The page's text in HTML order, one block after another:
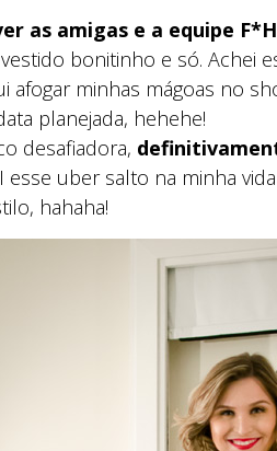
as amigas e a equipe
bonitinho e só. Achei
afogar minhas mágoas no
planejada, hehehe!
desafiadora,
esse uber salto na minha
hahaha!